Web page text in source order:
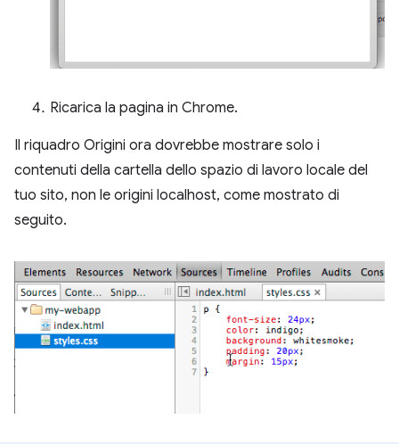
Ricarica la pagina in Chrome.
Il riquadro Origini ora dovrebbe mostrare solo i
contenuti della cartella dello spazio di lavoro locale del
tuo sito, non le origini localhost, come mostrato di
seguito.